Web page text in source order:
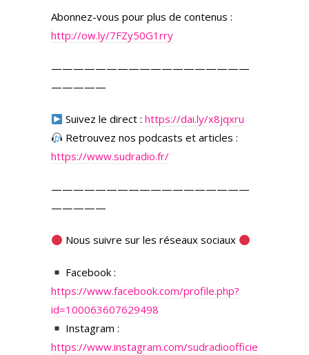
Abonnez-vous pour plus de contenus :
http://ow.ly/7FZy50G1rry
——————————————————
—————
Suivez le direct :https://dai.ly/x8jqxru
Retrouvez nos podcasts et articles :
https://www.sudradio.fr/
——————————————————
—————
Nous suivre sur les réseaux sociaux
Facebook :
https://www.facebook.com/profile.php?
id=100063607629498
Instagram :
https://www.instagram.com/sudradioofficie